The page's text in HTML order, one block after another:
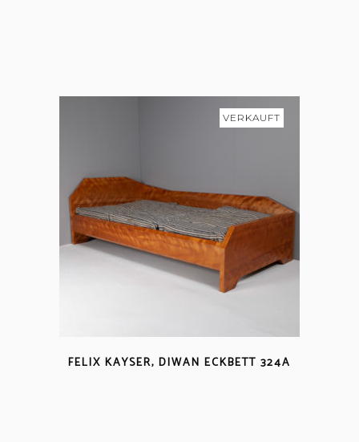
VERKAUFT
FELIX KAYSER, DIWAN ECKBETT 324A